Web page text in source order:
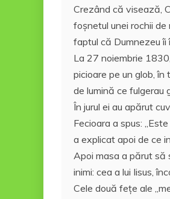
Crezând că visează,
foşnetul unei rochii
faptul că Dumnezeu îi
La 27 noiembrie
picioare pe un glob,
de lumină ce fulgerau
În jurul ei au apărut
Fecioara a spus:
a explicat apoi de ce
Apoi masa a părut să
inimi: cea a lui Iisus,
Cele două feţe ale